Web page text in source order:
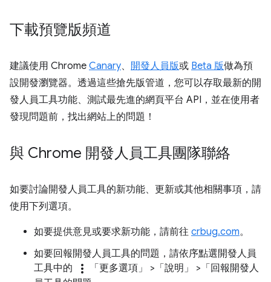
下載預覽版頻道
建議使用 Chrome Canary、 開發人員版或 Beta 版做為預
設開發瀏覽器。透過這些搶先版管道，您可以存取最新的開
發人員工具功能、測試最先進的網頁平台 API，並在使用者
發現問題前，找出網站上的問題！
與 Chrome 開發人員工具團隊聯絡
如要討論開發人員工具的新功能、更新或其他相關事項，請
使用下列選項。
如要提供意見或要求新功能，請前往 crbug.com。
如要回報開發人員工具的問題，請依序點選開發人員
工具中的
more_vert 「更多選項」 >「說明」
>「回報開發人